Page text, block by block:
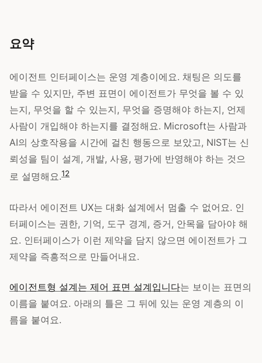
요약
에이전트 인터페이스는 운영 계층이에요. 채팅은 의도를
받을 수 있지만, 주변 표면이 에이전트가 무엇을 볼 수 있
는지, 무엇을 할 수 있는지, 무엇을 증명해야 하는지, 언제
사람이 개입해야 하는지를 결정해요. Microsoft는 사람과
AI의 상호작용을 시간에 걸친 행동으로 보았고, NIST는 신
뢰성을 팀이 설계, 개발, 사용, 평가에 반영해야 하는 것으
로 설명해요.12
따라서 에이전트 UX는 대화 설계에서 멈출 수 없어요. 인
터페이스는 권한, 기억, 도구 경계, 증거, 안목을 담아야 해
요. 인터페이스가 이런 제약을 담지 않으면 에이전트가 그
제약을 즉흥적으로 만들어내요.
에이전트형 설계는 제어 표면 설계입니다는 보이는 표면의
이름을 붙여요. 아래의 틀은 그 뒤에 있는 운영 계층의 이
름을 붙여요.